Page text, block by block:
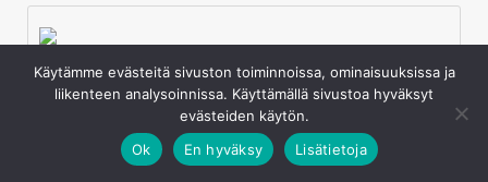
be China exclusive at launch –
VideoCardz.com
Intel admits Arc GPUs are delayed
and encountered software problems
Käytämme evästeitä sivuston toiminnoissa, ominaisuuksissa ja
liikenteen analysoinnissa. Käyttämällä sivustoa hyväksyt
evästeiden käytön.
Ok
En hyväksy Lisätietoja